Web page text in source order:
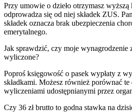
Przy umowie o dzieło otrzymasz
odprowadza się od niej składek ZUS.
składek oznacza brak ubezpieczenia
emerytalnego.
Jak sprawdzić, czy moje wynagrodzenie
wyliczone?
Poproś księgowość o pasek wypłaty z
składkami. Możesz również porównać
wyliczeniami udostępnianymi przez
Czy 36 zł brutto to godna stawka na